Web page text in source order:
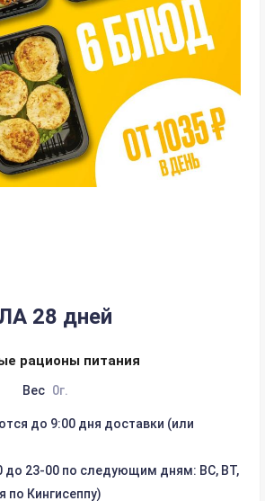
28 дней
рационы питания
Вес 0г.
до 9:00 дня доставки (или
до 23-00 по следующим дням: ВС, ВТ,
по Кингисеппу)